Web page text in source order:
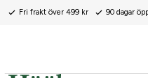
Fri frakt över 499 kr 90 dagar